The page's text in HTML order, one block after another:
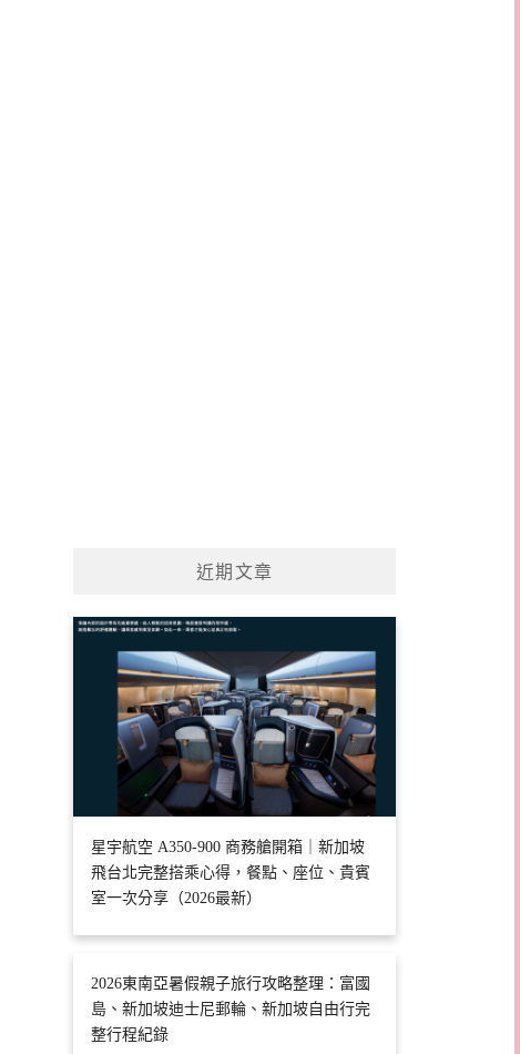
近期文章
星宇航空 A350-900 商務艙開箱｜新加坡
飛台北完整搭乘心得，餐點、座位、貴賓
室一次分享（2026最新）
2026東南亞暑假親子旅行攻略整理：富國
島、新加坡迪士尼郵輪、新加坡自由行完
整行程紀錄